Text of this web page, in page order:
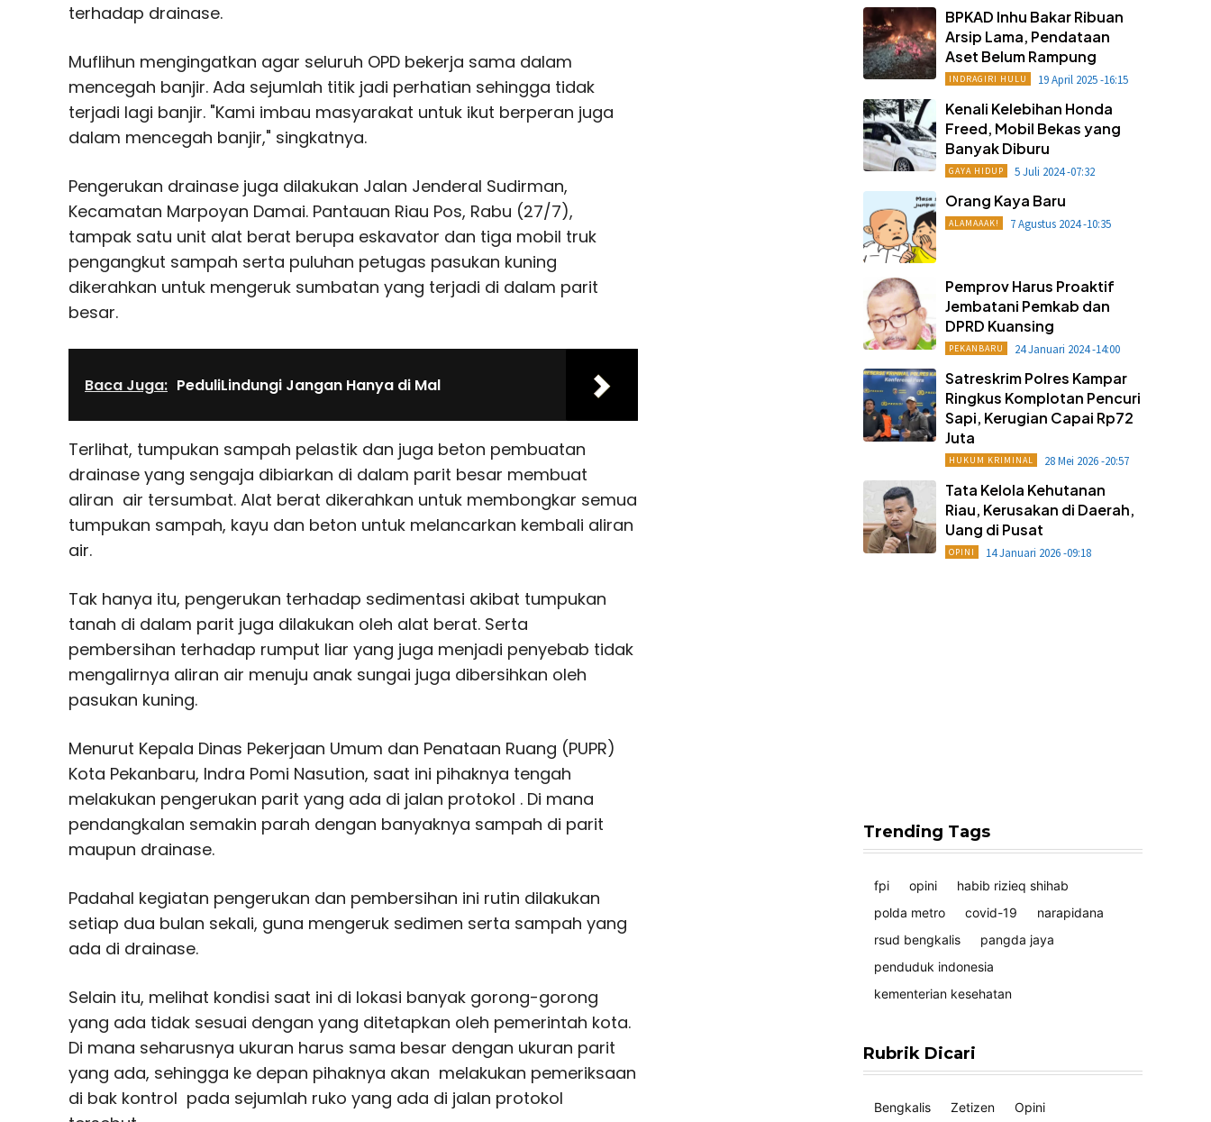
terhadap drainase.
Muflihun mengingatkan agar seluruh OPD bekerja sama dalam
mencegah banjir. Ada sejumlah titik jadi perhatian sehingga tidak
terjadi lagi banjir. "Kami imbau masyarakat untuk ikut berperan juga
dalam mencegah banjir," singkatnya.
Pengerukan drainase juga dilakukan Jalan Jenderal Sudirman,
Kecamatan Marpoyan Damai. Pantauan Riau Pos, Rabu (27/7),
tampak satu unit alat berat berupa eskavator dan tiga mobil truk
pengangkut sampah serta puluhan petugas pasukan kuning
dikerahkan untuk mengeruk sumbatan yang terjadi di dalam parit
besar.
Baca Juga: PeduliLindungi Jangan Hanya di Mal
Terlihat, tumpukan sampah pelastik dan juga beton pembuatan
drainase yang sengaja dibiarkan di dalam parit besar membuat
aliran air tersumbat. Alat berat dikerahkan untuk membongkar semua
tumpukan sampah, kayu dan beton untuk melancarkan kembali aliran
air.
Tak hanya itu, pengerukan terhadap sedimentasi akibat tumpukan
tanah di dalam parit juga dilakukan oleh alat berat. Serta
pembersihan terhadap rumput liar yang juga menjadi penyebab tidak
mengalirnya aliran air menuju anak sungai juga dibersihkan oleh
pasukan kuning.
Menurut Kepala Dinas Pekerjaan Umum dan Penataan Ruang (PUPR)
Kota Pekanbaru, Indra Pomi Nasution, saat ini pihaknya tengah
melakukan pengerukan parit yang ada di jalan protokol . Di mana
pendangkalan semakin parah dengan banyaknya sampah di parit
maupun drainase.
Padahal kegiatan pengerukan dan pembersihan ini rutin dilakukan
setiap dua bulan sekali, guna mengeruk sedimen serta sampah yang
ada di drainase.
Selain itu, melihat kondisi saat ini di lokasi banyak gorong-gorong
yang ada tidak sesuai dengan yang ditetapkan oleh pemerintah kota.
Di mana seharusnya ukuran harus sama besar dengan ukuran parit
yang ada, sehingga ke depan pihaknya akan melakukan pemeriksaan
di bak kontrol pada sejumlah ruko yang ada di jalan protokol
BPKAD Inhu Bakar Ribuan
Arsip Lama, Pendataan
Aset Belum Rampung
INDRAGIRI HULU 19 April 2025 -16:15
Kenali Kelebihan Honda
Freed, Mobil Bekas yang
Banyak Diburu
GAYA HIDUP 5 Juli 2024 -07:32
Orang Kaya Baru
ALAMAAAK! 7 Agustus 2024 -10:35
Pemprov Harus Proaktif
Jembatani Pemkab dan
DPRD Kuansing
PEKANBARU 24 Januari 2024 -14:00
Satreskrim Polres Kampar
Ringkus Komplotan Pencuri
Sapi, Kerugian Capai Rp72
Juta
HUKUM KRIMINAL 28 Mei 2026 -20:57
Tata Kelola Kehutanan
Riau, Kerusakan di Daerah,
Uang di Pusat
OPINI 14 Januari 2026 -09:18
Trending Tags
fpi opini
habib rizieq shihab
polda metro
covid-19
narapidana
rsud bengkalis
pangda jaya
penduduk indonesia
kementerian kesehatan
Rubrik Dicari
Bengkalis Zetizen Opini